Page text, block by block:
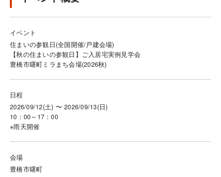
イベント
住まいの参観日(全国開催/戸建会場)
【秋の住まいの参観日】ご入居宅実例見学会
豊橋市曙町ミラまち会場(2026秋)
日程
2026/09/12(土) 〜 2026/09/13(日)
10：00～17：00
※雨天開催
会場
豊橋市曙町